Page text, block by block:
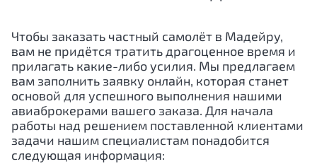
Чтобы заказать частный самолёт в Мадейру,
вам не придётся тратить драгоценное время и
прилагать какие-либо усилия. Мы предлагаем
вам заполнить заявку онлайн, которая станет
основой для успешного выполнения нашими
авиаброкерами вашего заказа. Для начала
работы над решением поставленной клиентами
задачи нашим специалистам понадобится
следующая информация: